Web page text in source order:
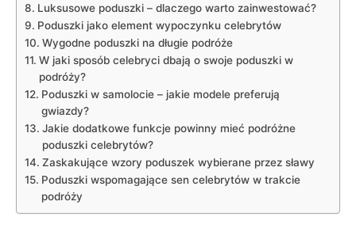
Luksusowe ​poduszki –⁤ dlaczego warto zainwestować?
Poduszki jako‌ element wypoczynku ​celebrytów
Wygodne poduszki na ⁢długie podróże
W jaki sposób‌ celebryci dbają o swoje ⁣poduszki w⁤
podróży?
Poduszki w samolocie –‍ jakie modele preferują
gwiazdy?
Jakie dodatkowe funkcje‍ powinny mieć​ podróżne
poduszki celebrytów?
Zaskakujące wzory poduszek ​wybierane ⁣przez sławy
Poduszki ​wspomagające sen celebrytów ‍w‍ trakcie
podróży